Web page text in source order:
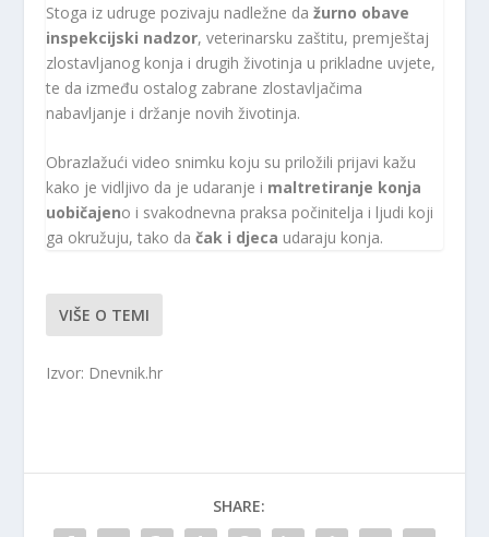
Stoga iz udruge pozivaju nadležne dažurno obave
inspekcijski nadzor, veterinarsku zaštitu, premještaj
zlostavljanog konja i drugih životinja u prikladne uvjete,
te da između ostalog zabrane zlostavljačima
nabavljanje i držanje novih životinja.
Obrazlažući video snimku koju su priložili prijavi kažu
kako je vidljivo da je udaranje i maltretiranje konja
uobičajeno i svakodnevna praksa počinitelja i ljudi koji
ga okružuju, tako dačak i djeca udaraju konja.
VIŠE O TEMI
Izvor: Dnevnik.hr
SHARE: